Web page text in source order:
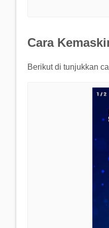
Cara
Berikut di tunjukkan